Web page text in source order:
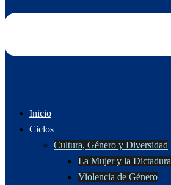
Inicio
Ciclos
Cultura, Género y Diversidad
La Mujer y la Dictadura
Violencia de Género